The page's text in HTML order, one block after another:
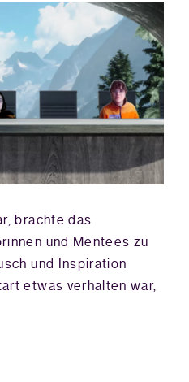
brachte das
und Mentees zu
und Inspiration
etwas verhalten war,